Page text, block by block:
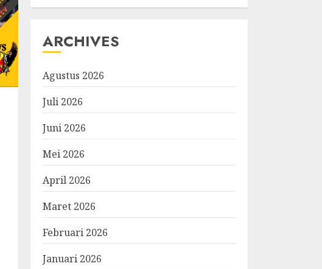
ARCHIVES
Agustus 2026
Juli 2026
Juni 2026
Mei 2026
April 2026
Maret 2026
Februari 2026
Januari 2026